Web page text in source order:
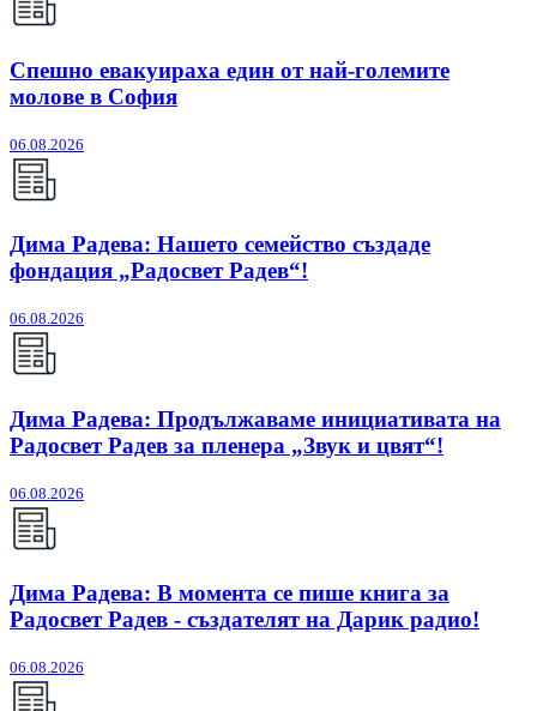
Спешно евакуираха един от най-големите
молове в София
06.08.2026
Дима Радева: Нашето семейство създаде
фондация „Радосвет Радев“!
06.08.2026
Дима Радева: Продължаваме инициативата на
Радосвет Радев за пленера „Звук и цвят“!
06.08.2026
Дима Радева: В момента се пише книга за
Радосвет Радев - създателят на Дарик радио!
06.08.2026